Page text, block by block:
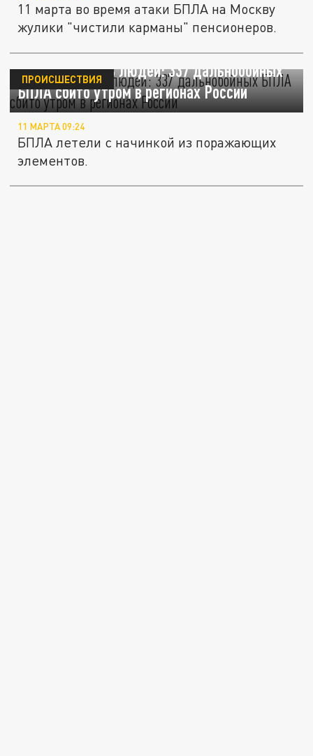
11 марта во время атаки БПЛА на Москву
жулики "чистили карманы" пенсионеров.
Летели убивать людей: 337 дальнобойных
БПЛА сбито утром в регионах России
ПРОИСШЕСТВИЯ
11 МАРТА 09:24
БПЛА летели с начинкой из поражающих
элементов.